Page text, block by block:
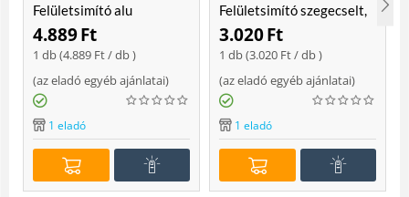
Felületsimító alu
erősített, rome 400 mm
Soft
4.889Ft
1 db (4.889 Ft/ db )
(az eladó egyéb ajánlatai)
1 eladó
Felületsimító szegecselt,
rome 400mm
3.020Ft
1 db (3.020 Ft/ db )
(az eladó egyéb ajánlatai)
1 eladó